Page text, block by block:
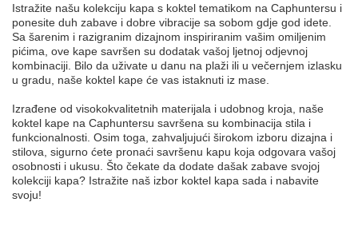
Istražite našu kolekciju kapa s koktel tematikom na Caphuntersu i
ponesite duh zabave i dobre vibracije sa sobom gdje god idete.
Sa šarenim i razigranim dizajnom inspiriranim vašim omiljenim
pićima, ove kape savršen su dodatak vašoj ljetnoj odjevnoj
kombinaciji. Bilo da uživate u danu na plaži ili u večernjem izlasku
u gradu, naše koktel kape će vas istaknuti iz mase.
Izrađene od visokokvalitetnih materijala i udobnog kroja, naše
koktel kape na Caphuntersu savršena su kombinacija stila i
funkcionalnosti. Osim toga, zahvaljujući širokom izboru dizajna i
stilova, sigurno ćete pronaći savršenu kapu koja odgovara vašoj
osobnosti i ukusu. Što čekate da dodate dašak zabave svojoj
kolekciji kapa? Istražite naš izbor koktel kapa sada i nabavite
svoju!